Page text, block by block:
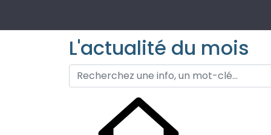
L'actualité du mois